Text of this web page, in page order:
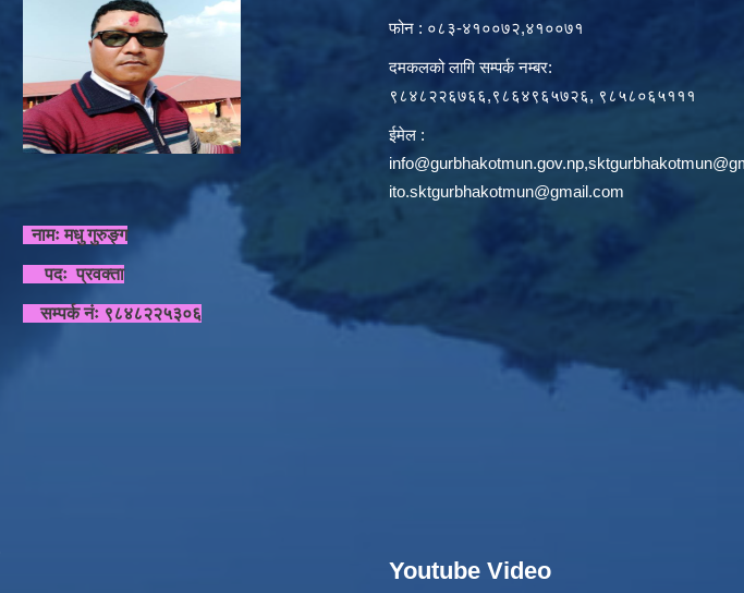
नामः मधु गुरुङ्ग
पदः प्रवक्ता
सम्पर्क नंः ९८४८२२५३०६
फोन : ०८३-४१००७२,४१००७१
दमकलको लागि सम्पर्क नम्बर:
९८४८२२६७६६,९८६४९६५७२६, ९८५८०६५१११
ईमेल :
info@gurbhakotmun.gov.np,
ito.sktgurbhakotmun@gmail.com
Youtube Video